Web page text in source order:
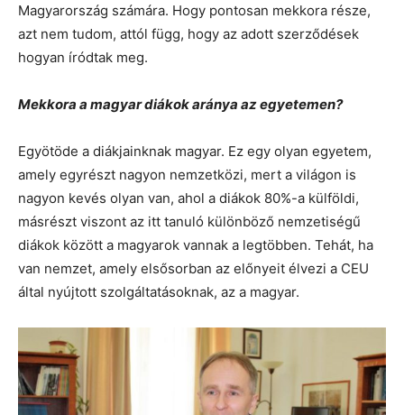
Magyarország számára. Hogy pontosan mekkora része,
azt nem tudom, attól függ, hogy az adott szerződések
hogyan íródtak meg.
Mekkora a magyar diákok aránya az egyetemen?
Egyötöde a diákjainknak magyar. Ez egy olyan egyetem,
amely egyrészt nagyon nemzetközi, mert a világon is
nagyon kevés olyan van, ahol a diákok 80%-a külföldi,
másrészt viszont az itt tanuló különböző nemzetiségű
diákok között a magyarok vannak a legtöbben. Tehát, ha
van nemzet, amely elsősorban az előnyeit élvezi a CEU
által nyújtott szolgáltatásoknak, az a magyar.